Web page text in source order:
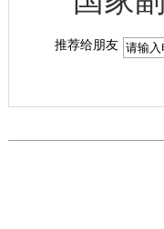
推荐给朋友